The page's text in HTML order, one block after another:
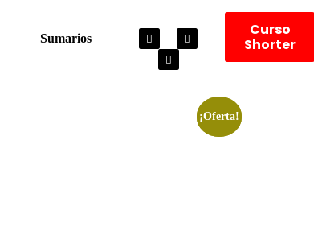
Sumarios
Curso
Shorter
¡Oferta!
¡Oferta!